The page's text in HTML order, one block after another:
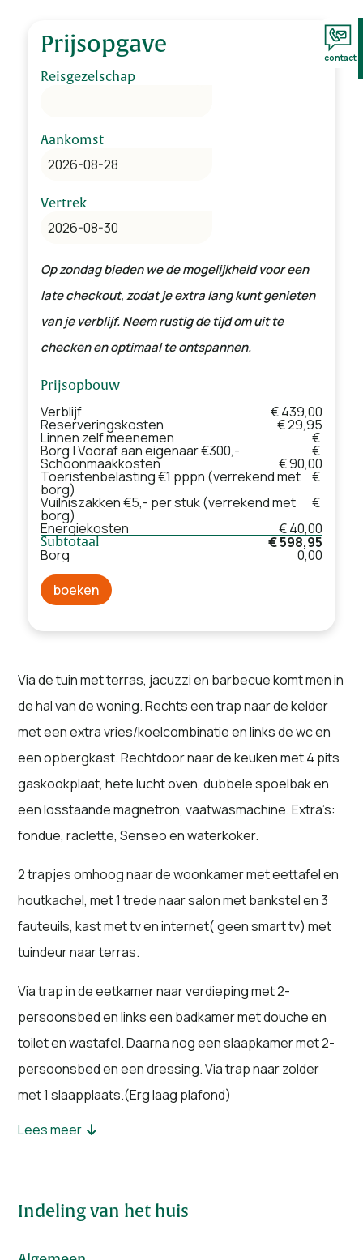
Prijsopgave
Reisgezelschap
Aankomst
Vertrek
Op zondag bieden we de mogelijkheid voor een
late checkout, zodat je extra lang kunt genieten
van je verblijf. Neem rustig de tijd om uit te
checken en optimaal te ontspannen.
Prijsopbouw
Verblijf € 439,00
Reserveringskosten € 29,95
Linnen zelf meenemen €
Borg | Vooraf aan eigenaar €300,- €
Schoonmaakkosten € 90,00
Toeristenbelasting €1 pppn (verrekend met
borg)
€
Vuilniszakken €5,- per stuk (verrekend met
borg)
€
Energiekosten
€ 40,00
Subtotaal € 598,95
Borg
0,00
boeken
Via de tuin met terras, jacuzzi en barbecue komt men in
de hal van de woning. Rechts een trap naar de kelder
met een extra vries/koelcombinatie en links de wc en
een opbergkast. Rechtdoor naar de keuken met 4 pits
gaskookplaat, hete lucht oven, dubbele spoelbak en
een losstaande magnetron, vaatwasmachine. Extra’s:
fondue, raclette, Senseo en waterkoker.
2 trapjes omhoog naar de woonkamer met eettafel en
houtkachel, met 1 trede naar salon met bankstel en 3
fauteuils, kast met tv en internet( geen smart tv) met
tuindeur naar terras.
Via trap in de eetkamer naar verdieping met 2-
persoonsbed en links een badkamer met douche en
toilet en wastafel. Daarna nog een slaapkamer met 2-
persoonsbed en een dressing. Via trap naar zolder
met 1 slaapplaats.(Erg laag plafond)
Via de keuken naar buiten waar nog een zitje is
Er is geen linnen voorzien, u dient dit zelf mee te
nemen. Kussens, matrassen en dekbedden zijn
Lees meer
Indeling van het huis
contact